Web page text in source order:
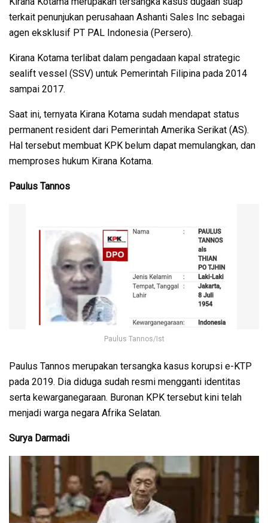
terkait penunjukan perusahaan Ashanti Sales Inc sebagai
agen eksklusif PT PAL Indonesia (Persero).
Kirana Kotama terlibat dalam pengadaan kapal strategic
sealift vessel (SSV) untuk Pemerintah Filipina pada 2014
sampai 2017.
Saat ini, ternyata Kirana Kotama sudah mendapat status
permanent resident dari Pemerintah Amerika Serikat (AS).
Hal tersebut membuat KPK belum dapat memulangkan, dan
memproses hukum Kirana Kotama.
Paulus Tannos
Paulus Tannos/Ist
Paulus Tannos merupakan tersangka kasus korupsi e-KTP
pada 2019. Dia diduga sudah resmi mengganti identitas
serta kewarganegaraan. Buronan KPK tersebut kini telah
menjadi warga negara Afrika Selatan.
Surya Darmadi